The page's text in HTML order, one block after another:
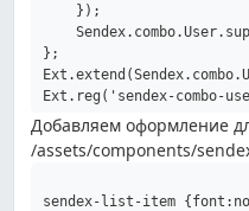
    });
};
Добавляем оформление
/assets/components/
sendex-list-item